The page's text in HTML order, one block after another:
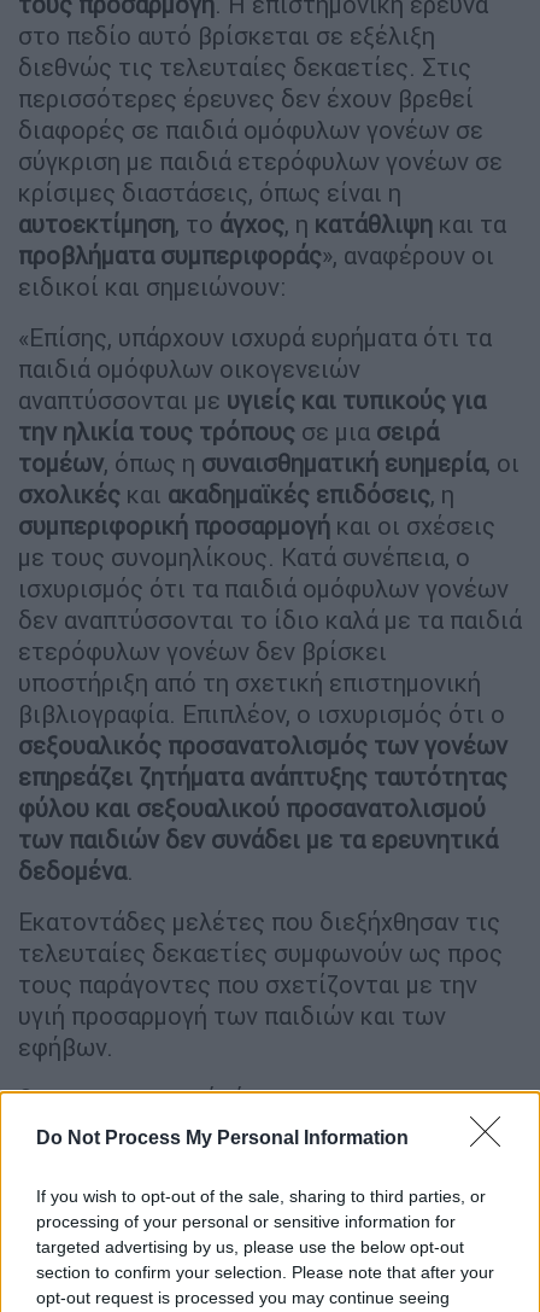
Do Not Process My Personal Information
If you wish to opt-out of the sale, sharing to third parties, or
processing of your personal or sensitive information for
targeted advertising by us, please use the below opt-out
section to confirm your selection. Please note that after your
opt-out request is processed you may continue seeing
στο πεδίο αυτό βρίσκεται σε εξέλιξη
διεθνώς τις τελευταίες δεκαετίες. Στις
περισσότερες έρευνες δεν έχουν βρεθεί
διαφορές σε παιδιά ομόφυλων γονέων σε
σύγκριση με παιδιά ετερόφυλων γονέων σε
κρίσιμες διαστάσεις, όπως είναι η
αυτοεκτίμηση, το άγχος, η κατάθλιψη και τα
προβλήματα συμπεριφοράς», αναφέρουν οι
ειδικοί και σημειώνουν:
«Επίσης, υπάρχουν ισχυρά ευρήματα ότι τα
παιδιά ομόφυλων οικογενειών
αναπτύσσονται με υγιείς και τυπικούς για
την ηλικία τους τρόπους σε μια σειρά
τομέων, όπως η συναισθηματική ευημερία, οι
σχολικές και ακαδημαϊκές επιδόσεις, η
συμπεριφορική προσαρμογή και οι σχέσεις
με τους συνομηλίκους. Κατά συνέπεια, ο
ισχυρισμός ότι τα παιδιά ομόφυλων γονέων
δεν αναπτύσσονται το ίδιο καλά με τα παιδιά
ετερόφυλων γονέων δεν βρίσκει
υποστήριξη από τη σχετική επιστημονική
βιβλιογραφία. Επιπλέον, ο ισχυρισμός ότι ο
σεξουαλικός προσανατολισμός των γονέων
επηρεάζει ζητήματα ανάπτυξης ταυτότητας
φύλου και σεξουαλικού προσανατολισμού
των παιδιών δεν συνάδει με τα ερευνητικά
δεδομένα.
Εκατοντάδες μελέτες που διεξήχθησαν τις
τελευταίες δεκαετίες συμφωνούν ως προς
τους παράγοντες που σχετίζονται με την
υγιή προσαρμογή των παιδιών και των
εφήβων.
Οι πιο σημαντικοί είναι:
(1) η ποιότητα της σχέσης γονέα-παιδιού,
(2) η ποιότητα των σχέσεων μεταξύ των
σημαντικών ενηλίκων στη ζωή του παιδιού ή
του εφήβου (για παράδειγμα, οι σχέσεις
ανάμεσα στους γονείς) και